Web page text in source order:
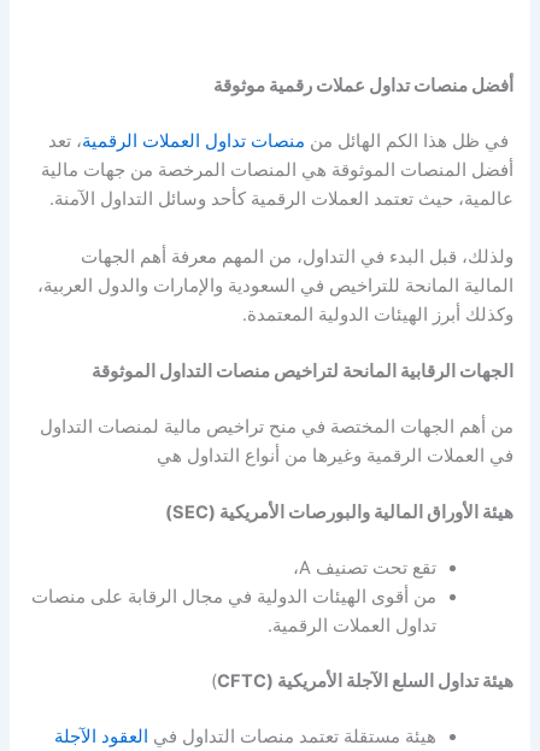
أفضل منصات تداول عملات رقمية موثوقة
في ظل هذا الكم الهائل من منصات تداول العملات الرقمية، تعد
أفضل المنصات الموثوقة هي المنصات المرخصة من جهات مالية
عالمية، حيث تعتمد العملات الرقمية كأحد وسائل التداول الآمنة.
ولذلك، قبل البدء في التداول، من المهم معرفة أهم الجهات
المالية المانحة للتراخيص في السعودية والإمارات والدول العربية،
وكذلك أبرز الهيئات الدولية المعتمدة.
الجهات الرقابية المانحة لتراخيص منصات التداول الموثوقة
من أهم الجهات المختصة في منح تراخيص مالية لمنصات التداول
في العملات الرقمية وغيرها من أنواع التداول هي
هيئة الأوراق المالية والبورصات الأمريكية (SEC)
تقع تحت تصنيف A،
من أقوى الهيئات الدولية في مجال الرقابة على منصات
تداول العملات الرقمية.
هيئة تداول السلع الآجلة الأمريكية (CFTC )
هيئة مستقلة تعتمد منصات التداول في العقود الآجلة